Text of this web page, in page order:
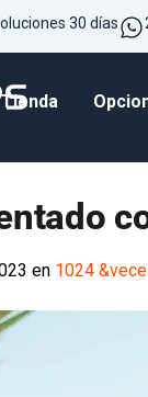
30 días
Tienda
en 1024